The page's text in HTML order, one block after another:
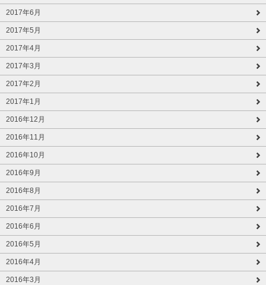
2017年6月
2017年5月
2017年4月
2017年3月
2017年2月
2017年1月
2016年12月
2016年11月
2016年10月
2016年9月
2016年8月
2016年7月
2016年6月
2016年5月
2016年4月
2016年3月